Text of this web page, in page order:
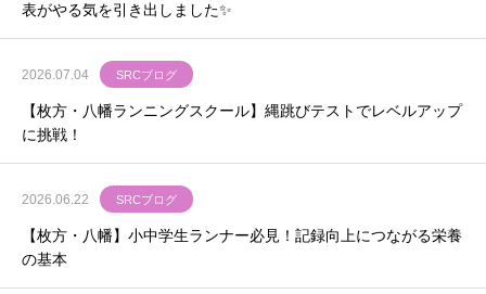
表がやる気を引き出しました✨
2026.07.04 SRCブログ
【枚方・八幡ランニングスクール】縄跳びテストでレベルアップ
に挑戦！
2026.06.22 SRCブログ
【枚方・八幡】小中学生ランナー必見！記録向上につながる栄養
の基本